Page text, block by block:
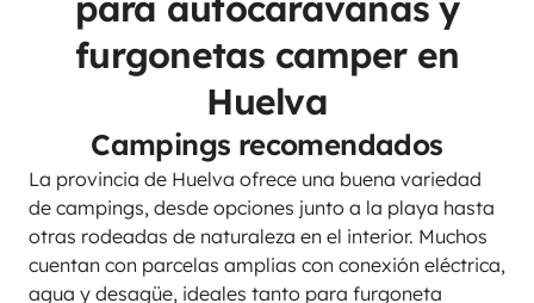
furgonetas camper en
Huelva
Campings recomendados
La provincia de Huelva ofrece una buena variedad
de campings, desde opciones junto a la playa hasta
otras rodeadas de naturaleza en el interior. Muchos
cuentan con parcelas amplias con conexión eléctrica,
agua y desagüe, ideales tanto para furgoneta